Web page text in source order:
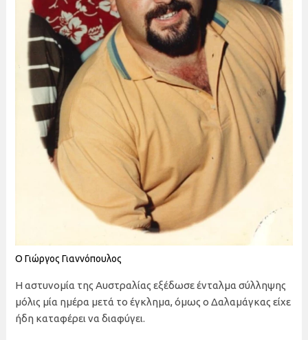
Ο Γιώργος Γιαννόπουλος
Η αστυνομία της Αυστραλίας εξέδωσε ένταλμα σύλληψης
μόλις μία ημέρα μετά το έγκλημα, όμως ο Δαλαμάγκας είχε
ήδη καταφέρει να διαφύγει.